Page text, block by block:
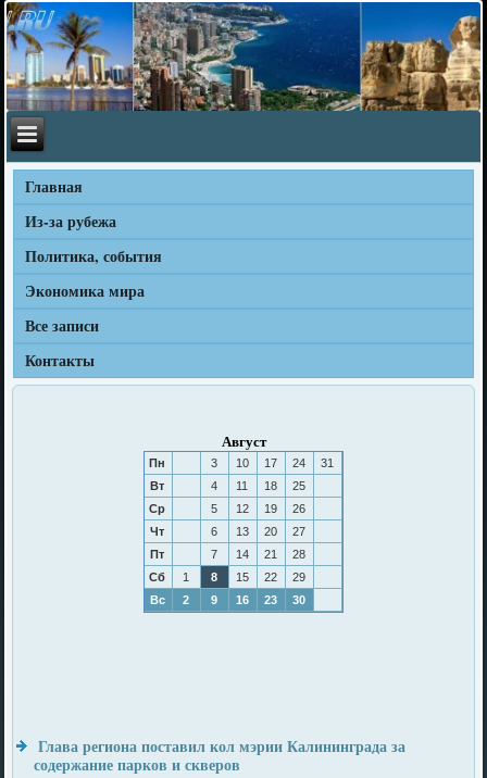
Главная
Из-за рубежа
Политика, события
Экономика мира
Все записи
Контакты
Август
Пн 3 10 17 24
31
Вт
4 11 18
25
Ср
5 12 19
26
Чт
6 13 20
27
Пт
7 14 21
28
Сб
1 8 15 22
29
Вс
2 9 16 23 30
Глава региона поставил кол мэрии Калининграда за
содержание парков и скверов